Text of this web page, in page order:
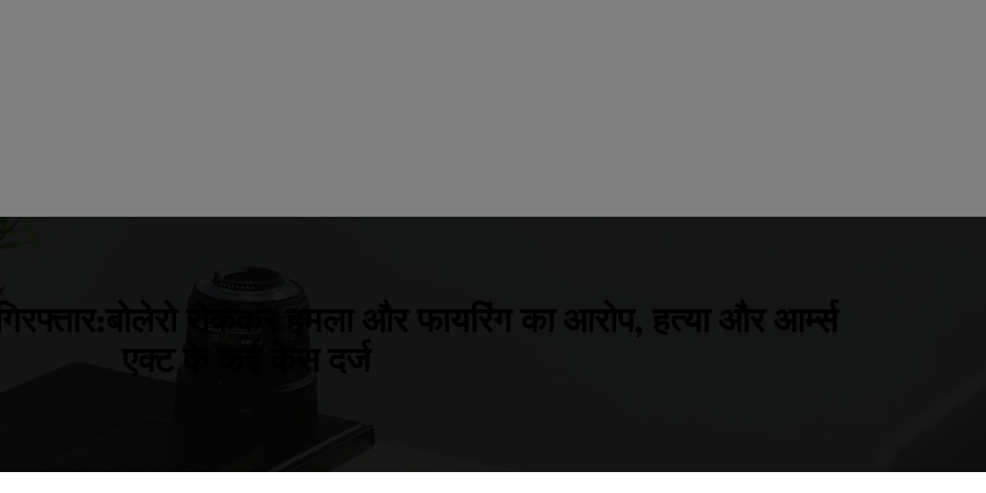
गिरफ्तार:बोलेरो रोककर हमला और फायरिंग का आरोप, हत्या और आर्म्स